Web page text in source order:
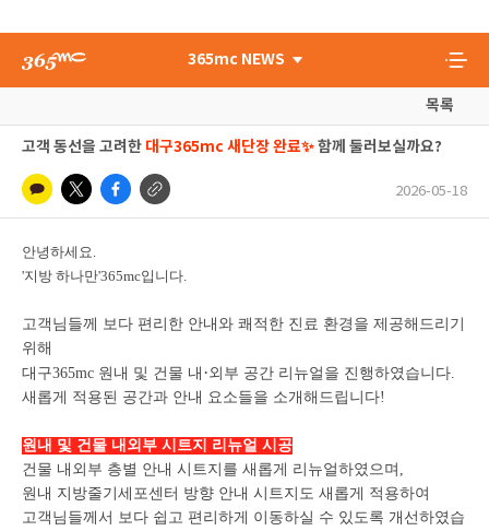
365mc NEWS
목록
고객 동선을 고려한 대구365mc 새단장 완료✨함께 둘러보실까요?
2026-05-18
안녕하세요.
'지방 하나만'365mc입니다.
고객님들께 보다 편리한 안내와 쾌적한 진료 환경을 제공해드리기
위해
대구365mc 원내 및 건물 내 ·외부 공간 리뉴얼을 진행하였습니다.
새롭게 적용된 공간과 안내 요소들을 소개해드립니다!
원내 및 건물 내외부 시트지 리뉴얼 시공
건물 내외부 층별 안내 시트지를 새롭게 리뉴얼하였으며,
원내 지방줄기세포센터 방향 안내 시트지도 새롭게 적용하여
고객님들께서 보다 쉽고 편리하게 이동하실 수 있도록 개선하였습